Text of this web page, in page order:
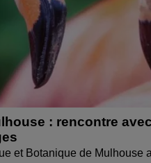
: rencontre
et Botanique de Mulhouse